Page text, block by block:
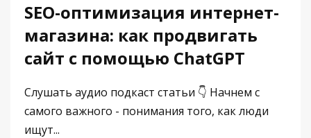
SEO-оптимизация интернет-
магазина: как продвигать
сайт с помощью ChatGPT
Слушать аудио подкаст статьи 👇 Начнем с
самого важного - понимания того, как люди
ищут...